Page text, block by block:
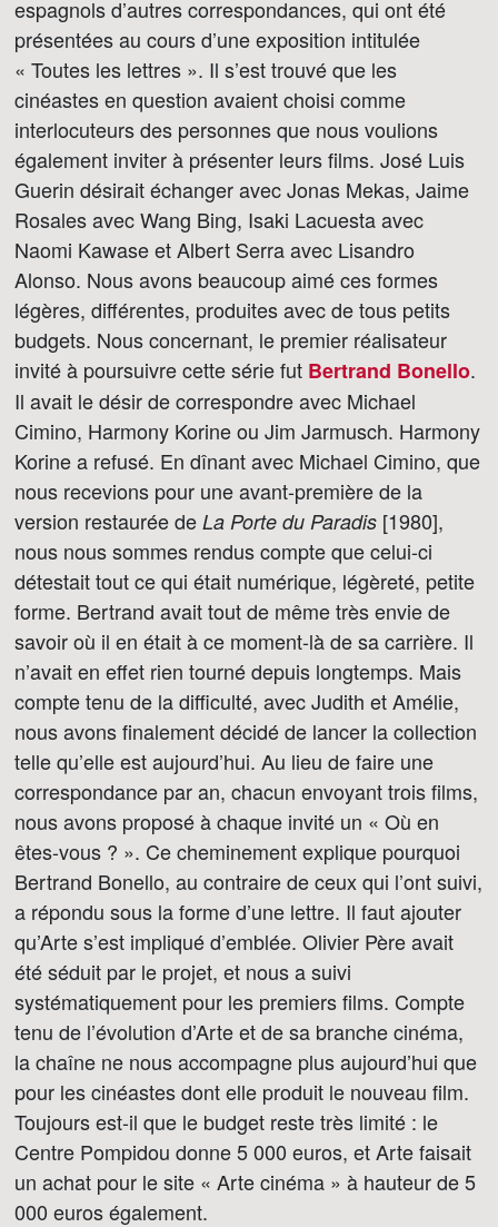
espagnols d’autres correspondances, qui ont été
présentées au cours d’une exposition intitulée
« Toutes les lettres ». Il s’est trouvé que les
cinéastes en question avaient choisi comme
interlocuteurs des personnes que nous voulions
également inviter à présenter leurs films. José Luis
Guerin désirait échanger avec Jonas Mekas, Jaime
Rosales avec Wang Bing, Isaki Lacuesta avec
Naomi Kawase et Albert Serra avec Lisandro
Alonso. Nous avons beaucoup aimé ces formes
légères, différentes, produites avec de tous petits
budgets. Nous concernant, le premier réalisateur
invité à poursuivre cette série fut Bertrand Bonello.
Il avait le désir de correspondre avec Michael
Cimino, Harmony Korine ou Jim Jarmusch. Harmony
Korine a refusé. En dînant avec Michael Cimino, que
nous recevions pour une avant-première de la
version restaurée de La Porte du Paradis [1980],
nous nous sommes rendus compte que celui-ci
détestait tout ce qui était numérique, légèreté, petite
forme. Bertrand avait tout de même très envie de
savoir où il en était à ce moment-là de sa carrière. Il
n’avait en effet rien tourné depuis longtemps. Mais
compte tenu de la difficulté, avec Judith et Amélie,
nous avons finalement décidé de lancer la collection
telle qu’elle est aujourd’hui. Au lieu de faire une
correspondance par an, chacun envoyant trois films,
nous avons proposé à chaque invité un « Où en
êtes-vous ? ». Ce cheminement explique pourquoi
Bertrand Bonello, au contraire de ceux qui l’ont suivi,
a répondu sous la forme d’une lettre. Il faut ajouter
qu’Arte s’est impliqué d’emblée. Olivier Père avait
été séduit par le projet, et nous a suivi
systématiquement pour les premiers films. Compte
tenu de l’évolution d’Arte et de sa branche cinéma,
la chaîne ne nous accompagne plus aujourd’hui que
pour les cinéastes dont elle produit le nouveau film.
Toujours est-il que le budget reste très limité : le
Centre Pompidou donne 5 000 euros, et Arte faisait
un achat pour le site « Arte cinéma » à hauteur de 5
000 euros également.